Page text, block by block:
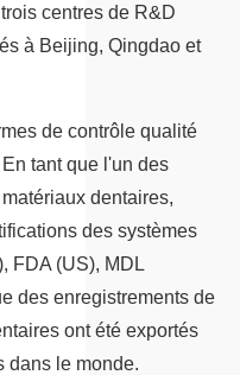
centres de R&D
à Beijing, Qingdao et
de contrôle qualité
tant que l'un des
dentaires,
des systèmes
FDA (US), MDL
des enregistrements de
ont été exportés
dans le monde.